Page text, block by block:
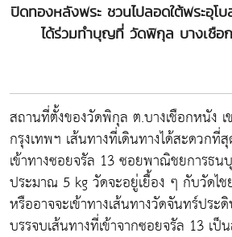
ปิดทองหลังพระ ชวนไปลอดใต้พระอุโบ
ได้ร่วมทำบุญที่ วัดพิกุล บางเชือ
สถานที่ตั้งของวัดพิกุล ต.บางเชือกหนัง
กรุงเทพฯ เส้นทางที่เดินทางได้สะดวกที่
เข้าทางซอยจรัล 13 ซอยพาณิชยการธน
ประมาณ 5 kg วัดจะอยู่เยื้อง ๆ กับวัดไ
หรืออาจจะเข้าทางเส้นทางวัดจันทร์ประ
บรรจบเส้นทางที่เข้าจากซอยจรัล 13 เป็